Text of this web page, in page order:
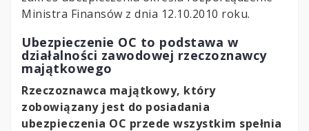
Ministra Finansów z dnia 12.10.2010 roku.
Ubezpieczenie OC to podstawa w
działalności zawodowej rzeczoznawcy
majątkowego
Rzeczoznawca majątkowy, który
zobowiązany jest do posiadania
ubezpieczenia OC przede wszystkim spełnia